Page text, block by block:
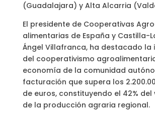
(Guadalajara) y Alta Alcarria
El presidente de Cooperativas
alimentarias de España y Castilla-
Ángel Villafranca, ha destacado la
del cooperativismo
economía de la comunidad
facturación que supera los
de euros, constituyendo el 42%
de la producción agraria regional.